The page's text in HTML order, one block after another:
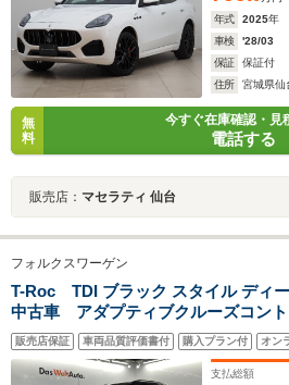
年式
2025年
車検
'28/03
保証
保証付
住所
宮城県仙
無
料
今すぐ在庫確認・見
電話する
販売店： マセラティ 仙台
フォルクスワーゲン
T-Roc TDI ブラック スタイル ディ
中古車 アダプティブクルーズコン
ープアシスト プリクラッシュブレ
ンプ ブラックルーフレール 純正18
ール パワーバックドア スマートエ
販売店保証 車両品質評価書付 購入プラン付 オン
支払総額